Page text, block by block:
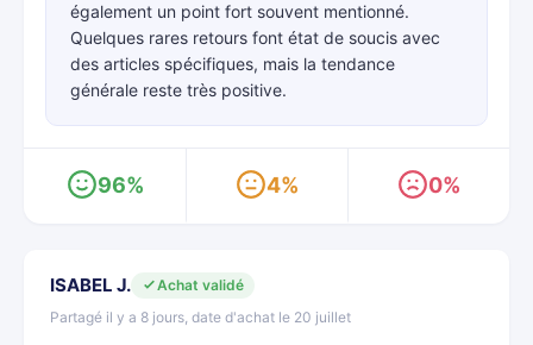
également un point fort souvent mentionné.
Quelques rares retours font état de soucis avec
des articles spécifiques, mais la tendance
générale reste très positive.
96% 4% 0%
ISABEL J.
Achat validé
Partagé il y a 8 jours, date d'achat le 20 juillet